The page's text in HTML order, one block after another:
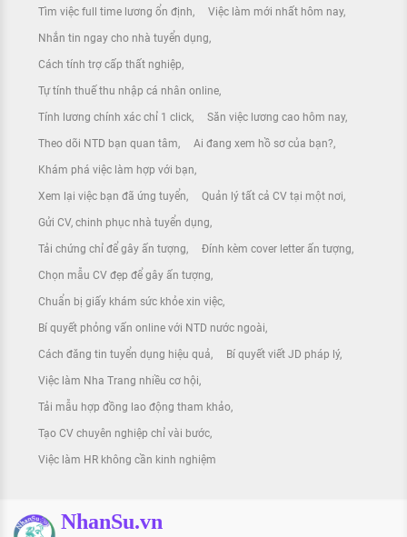
Tìm việc full time lương ổn định Việc làm mới nhất hôm nay
Nhắn tin ngay cho nhà tuyển dụng
Cách tính trợ cấp thất nghiệp
Tự tính thuế thu nhập cá nhân online
Tính lương chính xác chỉ 1 click Săn việc lương cao hôm nay
Theo dõi NTD bạn quan tâm Ai đang xem hồ sơ của bạn?
Khám phá việc làm hợp với bạn
Xem lại việc bạn đã ứng tuyển Quản lý tất cả CV tại một nơi
Gửi CV, chinh phục nhà tuyển dụng
Tải chứng chỉ để gây ấn tượng Đính kèm cover letter ấn tượng
Chọn mẫu CV đẹp để gây ấn tượng
Chuẩn bị giấy khám sức khỏe xin việc
Bí quyết phỏng vấn online với NTD nước ngoài
Cách đăng tin tuyển dụng hiệu quả Bí quyết viết JD pháp lý
Việc làm Nha Trang nhiều cơ hội
Tải mẫu hợp đồng lao động tham khảo
Tạo CV chuyên nghiệp chỉ vài bước
Việc làm HR không cần kinh nghiệm
NhanSu.vn